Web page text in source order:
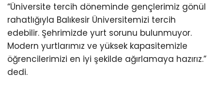
“Üniversite tercih döneminde gençlerimiz gönül
rahatlığıyla Balıkesir Üniversitemizi tercih
edebilir. Şehrimizde yurt sorunu bulunmuyor.
Modern yurtlarımız ve yüksek kapasitemizle
öğrencilerimizi en iyi şekilde ağırlamaya hazırız.”
dedi.